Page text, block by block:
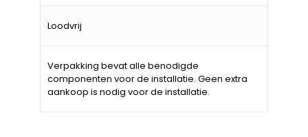
Loodvrij
Verpakking bevat alle benodigde
componenten voor de installatie. Geen extra
aankoop is nodig voor de installatie.